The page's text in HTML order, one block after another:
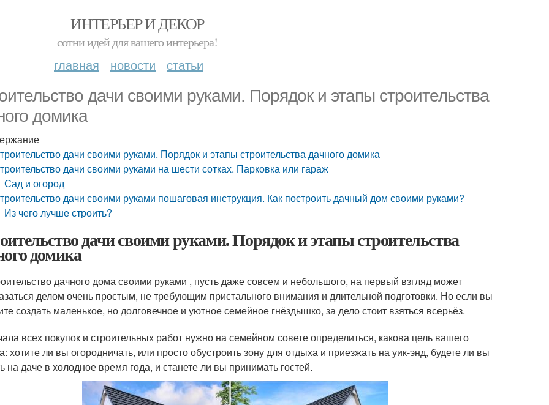
ИНТЕРЬЕР И ДЕКОР
сотни идей для вашего интерьера!
главная новости статьи
дачи своими руками. Порядок и этапы строительства
домика
дачи своими руками. Порядок и этапы строительства дачного домика
дачи своими руками на шести сотках. Парковка или гараж
Сад и огород
дачи своими руками пошаговая инструкция. Как построить дачный дом своими руками?
Из чего лучше строить?
дачи своими руками. Порядок и этапы строительства
домика
дачного дома своими руками , пусть даже совсем и небольшого, на первый взгляд может
делом очень простым, не требующим пристального внимания и длительной подготовки. Но если вы
создать маленькое, но долговечное и уютное семейное гнёздышко, за дело стоит взяться всерьёз.
всех покупок и строительных работ нужно на семейном совете определиться, какова цель вашего
хотите ли вы огородничать, или просто обустроить зону для отдыха и приезжать на уик-энд, будете ли вы
на даче в холодное время года, и станете ли вы принимать гостей.